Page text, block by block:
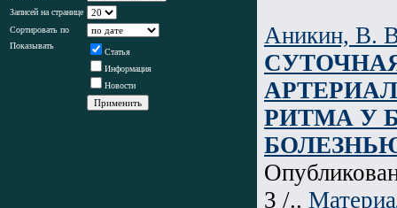
Записей на странице
Сортировать по
Показывать
Статья
Информация
Новости
Аникин, В.
РИТМА У
3 /..